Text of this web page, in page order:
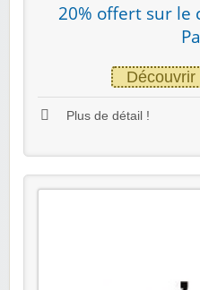
20% offert sur le
Découvrir
Plus de détail !